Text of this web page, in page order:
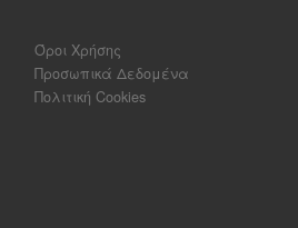
Όροι Χρήσης
Προσωπικά Δεδομένα
Πολιτική Cookies